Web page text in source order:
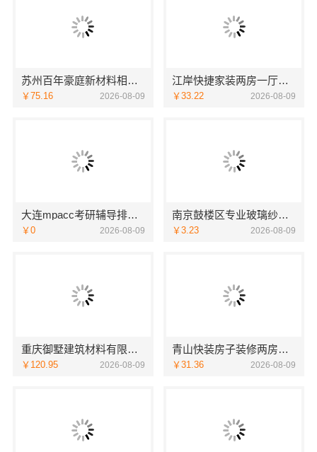
苏州百年豪庭新材料相城靠谱家装，就近服务拎包入住
￥75.16 2026-08-09
江岸快捷家装两房一厅选本地快装（湖北）科技有限公司
￥33.22 2026-08-09
大连mpacc考研辅导排名-社科赛斯
￥0 2026-08-09
南京鼓楼区专业玻璃纱窗清洗满意付款 开荒玻璃擦洗专业工具 好邻居上门快
￥3.23 2026-08-09
重庆御墅建筑材料有限公司本地免拆模板环保材料价格
￥120.95 2026-08-09
青山快装房子装修两房一厅，本地快装（湖北）科技有限公司标准化施工
￥31.36 2026-08-09